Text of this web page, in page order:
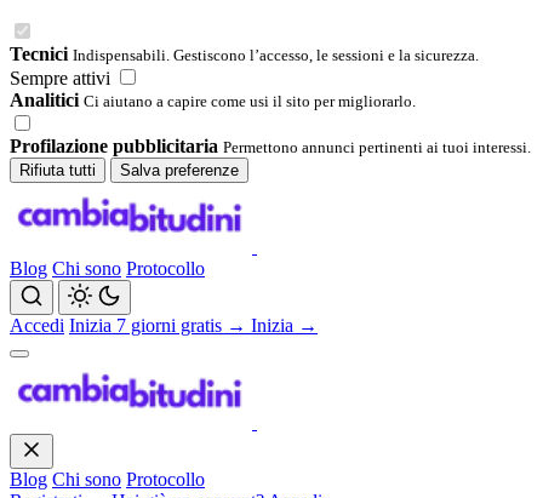
Tecnici Indispensabili. Gestiscono l’accesso, le sessioni e la sicurezza.
Sempre attivi
Analitici Ci aiutano a capire come usi il sito per migliorarlo.
Profilazione pubblicitaria Permettono annunci pertinenti ai tuoi interessi.
Rifiuta tutti
Salva preferenze
Blog Chi sono Protocollo
Accedi Inizia 7 giorni gratis → Inizia →
Blog Chi sono Protocollo